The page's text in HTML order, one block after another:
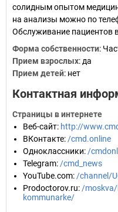
солидным опытом
на анализы можно по
Обслуживание пациентов
Форма собственности:
Прием взрослых: да
Прием детей: нет
Контактная
Страницы в интернете
Веб-сайт: http://
ВКонтакте: /cmd.online
Одноклассники: /
Telegram: /cmd_news
YouTube.com: /channel/
Prodoctorov.ru: /
kommunarke/